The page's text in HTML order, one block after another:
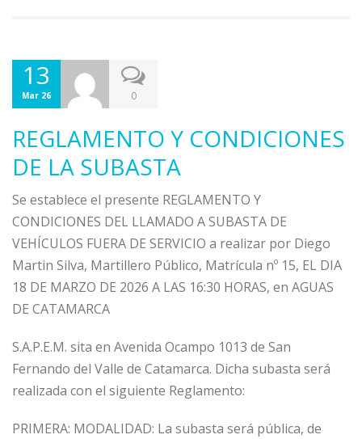
13
Mar 26 0
REGLAMENTO Y CONDICIONES
DE LA SUBASTA
Se establece el presente REGLAMENTO Y
CONDICIONES DEL LLAMADO A SUBASTA DE
VEHÍCULOS FUERA DE SERVICIO a realizar por Diego
Martin Silva, Martillero Público, Matrícula nº 15, EL DIA
18 DE MARZO DE 2026 A LAS 16:30 HORAS, en AGUAS
DE CATAMARCA
S.A.P.E.M. sita en Avenida Ocampo 1013 de San
Fernando del Valle de Catamarca. Dicha subasta será
realizada con el siguiente Reglamento:
PRIMERA: MODALIDAD: La subasta será pública, de